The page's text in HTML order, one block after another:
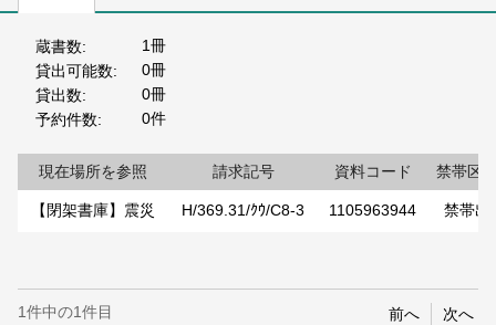
蔵書数
1冊
貸出可能数
0冊
貸出数
0冊
予約件数
0件
現在場所を参照 請求記号 資料コード 禁帯区
【閉架書庫】震災 H/369.31/ｸｳ/C8-3 1105963944 禁帯出
1件中の1件目 前へ 次へ